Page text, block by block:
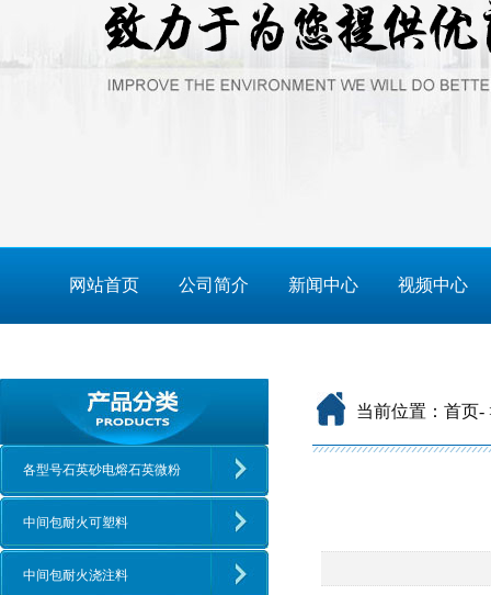
网站首页 公司简介 新闻中心 视频中心
各型号石英砂电熔石英微粉
中间包耐火可塑料
中间包耐火浇注料
当前位置： 首页-